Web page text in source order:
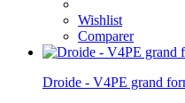
Wishlist
Comparer
Droide - V4PE grand